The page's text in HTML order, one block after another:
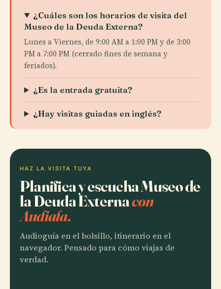
¿Cuáles son los horarios de visita del
Museo de la Deuda Externa?
Lunes a Viernes, de 9:00 AM a 1:00 PM y de 3:00
PM a 7:00 PM (cerrado fines de semana y
feriados).
¿Es la entrada gratuita?
¿Hay visitas guiadas en inglés?
HAZ LA VISITA TUYA
Planifica y escucha Museo de
la Deuda Externacon
Audiala.
Audioguía en el bolsillo, itinerario en el
navegador. Pensado para cómo viajas de
verdad.